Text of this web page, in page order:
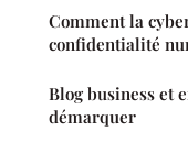
Comment la
confidentialité
Blog business et
démarquer